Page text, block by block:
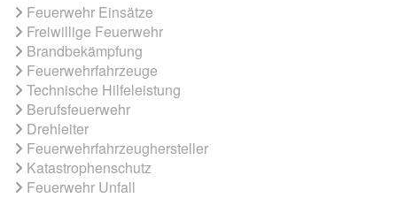
Feuerwehr Einsätze
Freiwillige Feuerwehr
Brandbekämpfung
Feuerwehrfahrzeuge
Technische Hilfeleistung
Berufsfeuerwehr
Drehleiter
Feuerwehrfahrzeughersteller
Katastrophenschutz
Feuerwehr Unfall